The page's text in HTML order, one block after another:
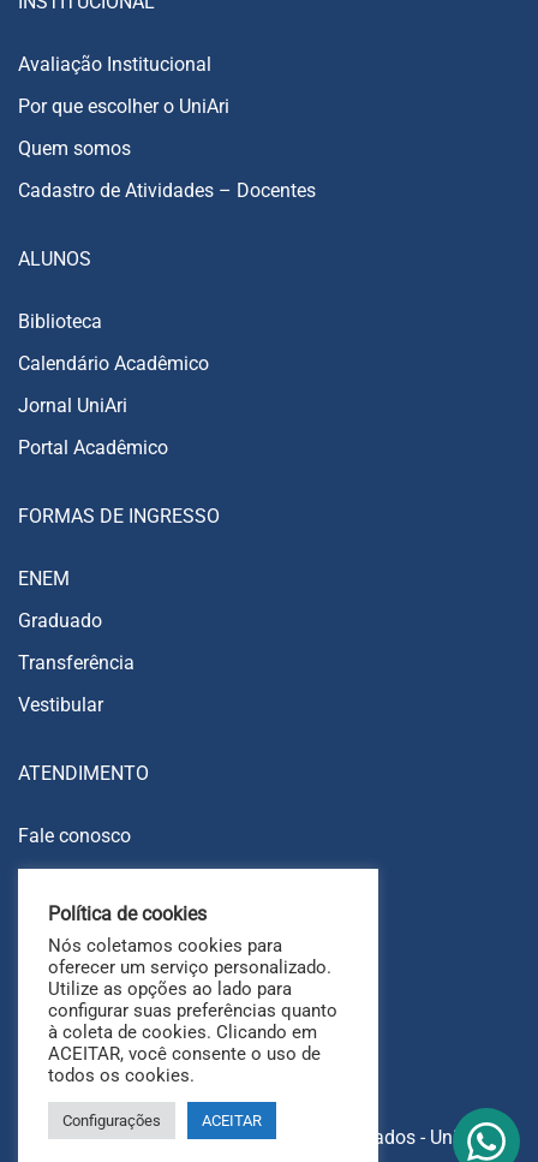
Avaliação Institucional
Por que escolher o UniAri
Quem somos
Cadastro de Atividades – Docentes
ALUNOS
Biblioteca
Calendário Acadêmico
Jornal UniAri
Portal Acadêmico
FORMAS DE INGRESSO
ENEM
Graduado
Transferência
Vestibular
ATENDIMENTO
Fale conosco
Ouvidoria
FAQ
Copyright © 2025 Todos os direitos reservados - UniAri.
Política de cookies
Nós coletamos cookies para
oferecer um serviço personalizado.
Utilize as opções ao lado para
configurar suas preferências quanto
à coleta de cookies. Clicando em
ACEITAR, você consente o uso de
todos os cookies.
Configurações ACEITAR